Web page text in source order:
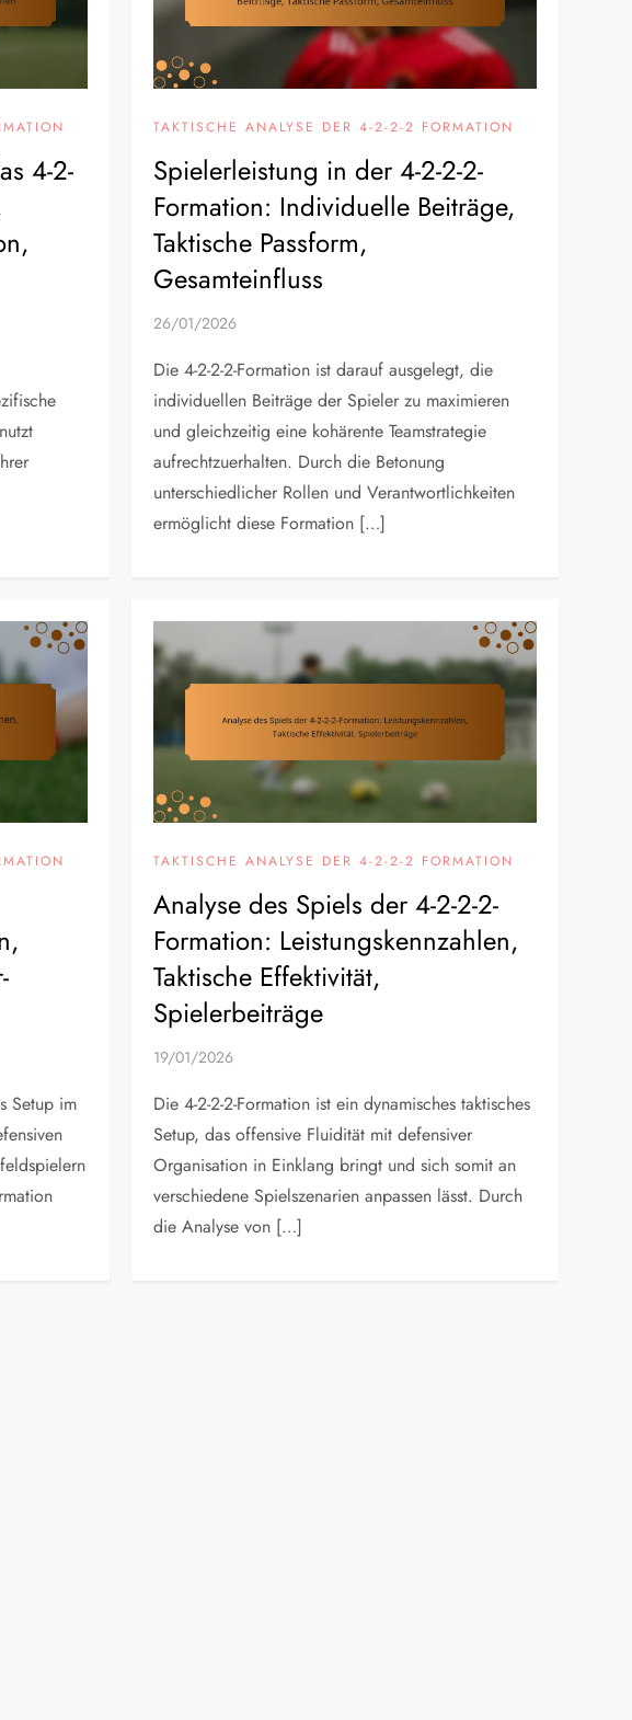
4-2-
TAKTISCHE ANALYSE DER 4-2-2-2 FORMATION
Spielerleistung in der 4-2-2-2-
Formation: Individuelle Beiträge,
Taktische Passform,
Gesamteinfluss
26/01/2026
Die 4-2-2-2-Formation ist darauf ausgelegt, die
individuellen Beiträge der Spieler zu maximieren
und gleichzeitig eine kohärente Teamstrategie
aufrechtzuerhalten. Durch die Betonung
unterschiedlicher Rollen und Verantwortlichkeiten
ermöglicht diese Formation […]
Setup im
TAKTISCHE ANALYSE DER 4-2-2-2 FORMATION
Analyse des Spiels der 4-2-2-2-
Formation: Leistungskennzahlen,
Taktische Effektivität,
Spielerbeiträge
19/01/2026
Die 4-2-2-2-Formation ist ein dynamisches taktisches
Setup, das offensive Fluidität mit defensiver
Organisation in Einklang bringt und sich somit an
verschiedene Spielszenarien anpassen lässt. Durch
die Analyse von […]